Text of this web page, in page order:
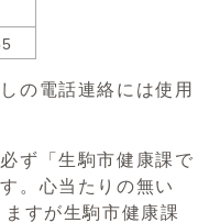
の電話連絡には使用
ず「生駒市健康課で
。心当たりの無い
すが生駒市健康課